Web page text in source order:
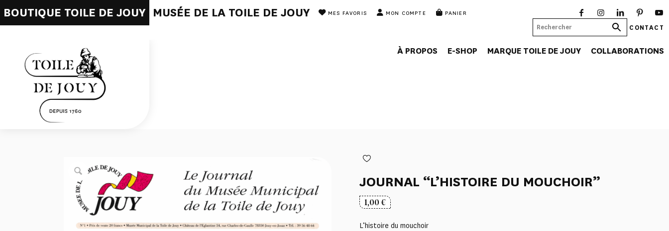
BOUTIQUE TOILE DE JOUY MUSÉE DE LA TOILE DE JOUY MES FAVORIS MON COMPTE PANIER
CONTACT
À PROPOS E-SHOP MARQUE TOILE DE JOUY COLLABORATIONS
JOURNAL “L’HISTOIRE DU MOUCHOIR”
1,00€
L’histoire du mouchoir